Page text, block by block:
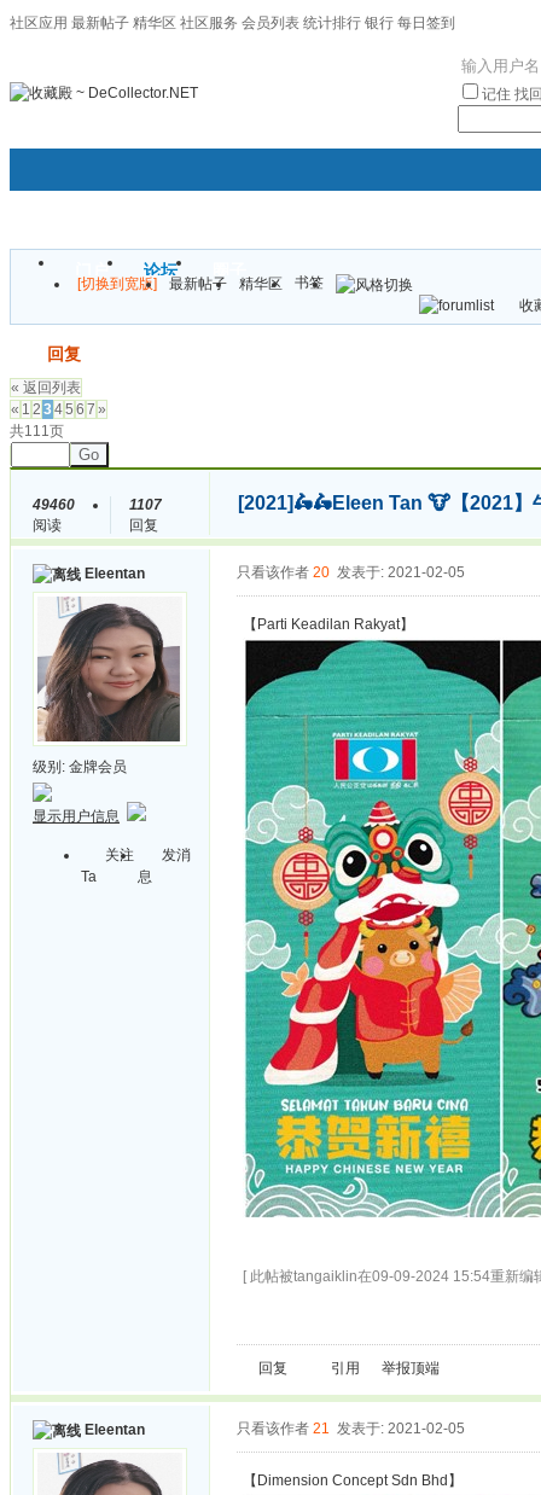
社区应用 最新帖子 精华区 社区服务 会员列表 统计排行 银行 每日签到
记住 找
门户 论坛
[切换到宽版] 最新帖子 精华区
书签
收
回复
« 返回列表
« 1 2 345 6 7 »
共111页
Go
49460
阅读
1107
回复
[2021]🛵🛵Eleen Tan 🐮【2021】
Eleentan
级别: 金牌会员
显示用户信息
关注
Ta
发消
息
只看该作者 20 发表于: 2021-02-05
【Parti Keadilan Rakyat】
[ 此帖被tangaiklin在09-09-2024 15:54重新编
回复 引用 举报顶端
Eleentan 只看该作者 21 发表于: 2021-02-05
【Dimension Concept Sdn Bhd】